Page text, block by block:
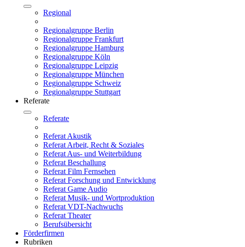
Regional
Regionalgruppe Berlin
Regionalgruppe Frankfurt
Regionalgruppe Hamburg
Regionalgruppe Köln
Regionalgruppe Leipzig
Regionalgruppe München
Regionalgruppe Schweiz
Regionalgruppe Stuttgart
Referate
Referate
Referat Akustik
Referat Arbeit, Recht & Soziales
Referat Aus- und Weiterbildung
Referat Beschallung
Referat Film Fernsehen
Referat Forschung und Entwicklung
Referat Game Audio
Referat Musik- und Wortproduktion
Referat VDT-Nachwuchs
Referat Theater
Berufsübersicht
Förderfirmen
Rubriken